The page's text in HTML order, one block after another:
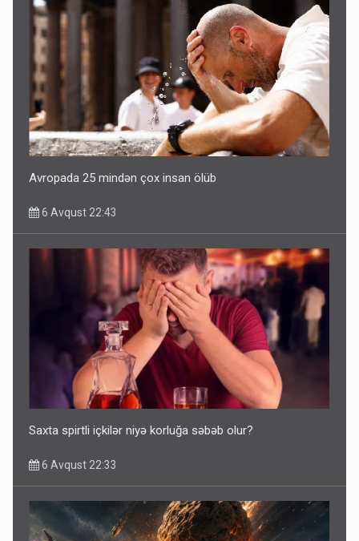
Avropada 25 mindən çox insan ölüb
6 Avqust 22:43
Saxta spirtli içkilər niyə korluğa səbəb olur?
6 Avqust 22:33